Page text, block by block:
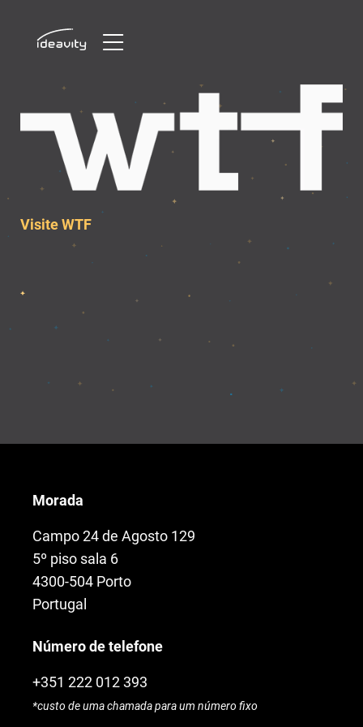
Visite WTF
Morada
Campo 24 de Agosto 129
5º piso sala 6
4300-504 Porto
Portugal
Número de telefone
+351 222 012 393
*custo de uma chamada para um número fixo